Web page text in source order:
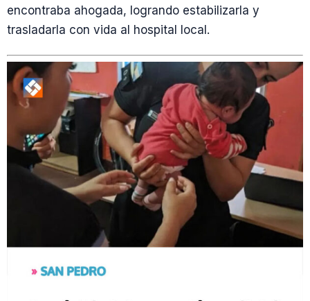
encontraba ahogada, logrando estabilizarla y
trasladarla con vida al hospital local.